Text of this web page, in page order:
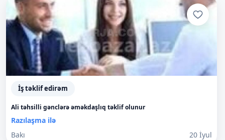
İş təklif edirəm
Ali təhsilli gənclərə əməkdaşlıq təklif olunur
Razılaşma ilə
Bakı
20 İyul